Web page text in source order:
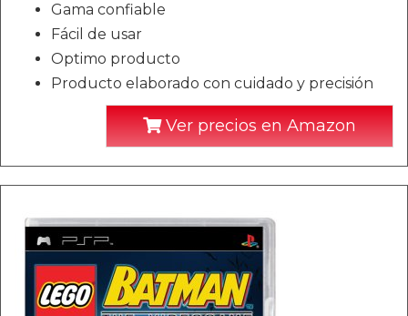
Gama confiable
Fácil de usar
Optimo producto
Producto elaborado con cuidado y precisión
Ver precios en Amazon